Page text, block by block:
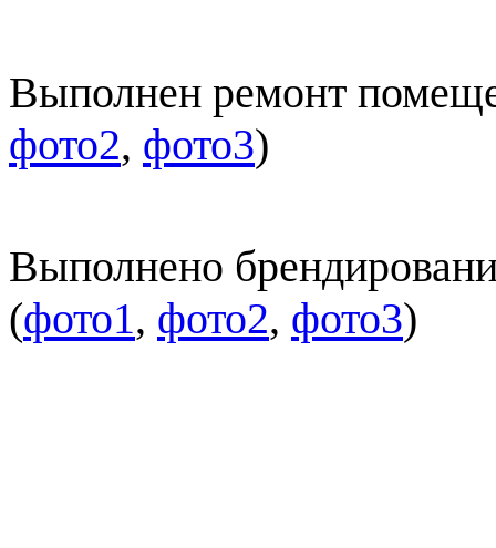
Выполнен ремонт
фото2, фото3)
Выполнено
(фото1, фото2, фото3)